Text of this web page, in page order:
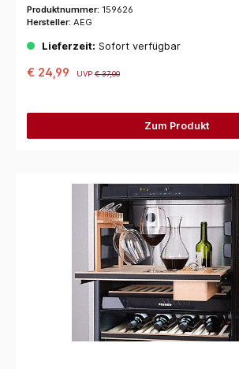
Produktnummer: 159626
Hersteller: AEG
Lieferzeit: Sofort verfügbar
€ 24,99 UVP€ 37,00
Zum Produkt